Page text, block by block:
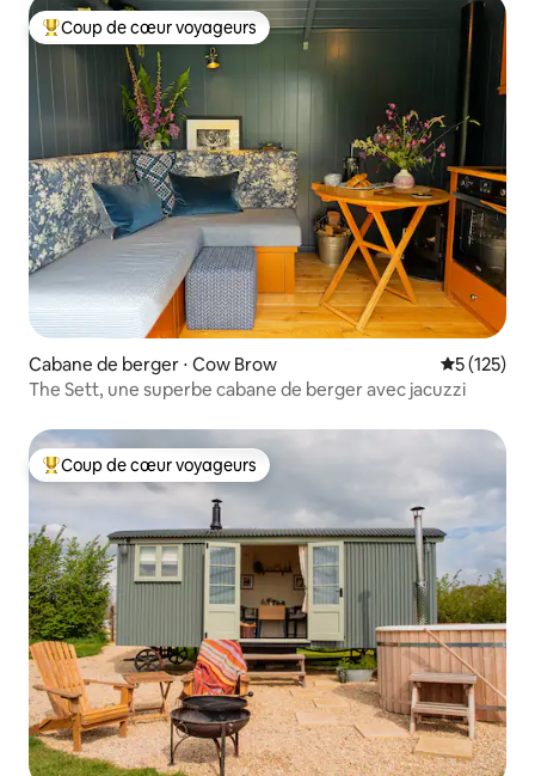
Coups de cœur voyageurs les plus appréciés
Coup de cœur voyageurs
Cabane de berger ⋅ Cow Brow Évaluation
5 (125)
The Sett, une superbe cabane de berger avec jacuzzi
Coups de cœur voyageurs les plus appréciés
Coup de cœur voyageurs